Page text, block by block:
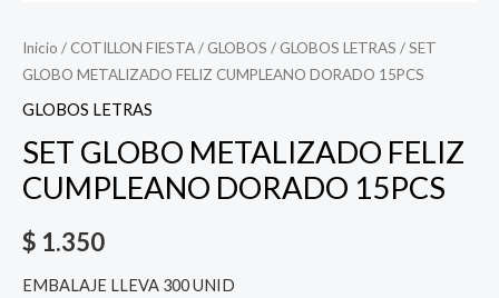
Inicio / COTILLON FIESTA/ GLOBOS / GLOBOS LETRAS / SET
GLOBO METALIZADO FELIZ CUMPLEANO DORADO 15PCS
GLOBOS LETRAS
SET GLOBO METALIZADO FELIZ
CUMPLEANO DORADO 15PCS
$ 1.350
EMBALAJE LLEVA 300 UNID